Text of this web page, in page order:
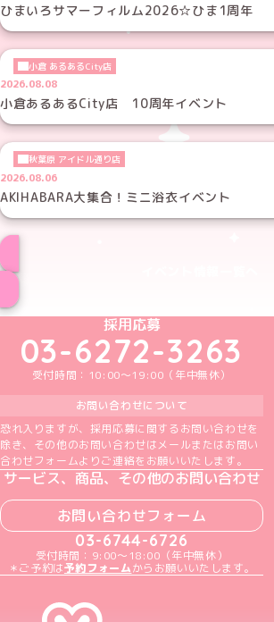
ひまいろサマーフィルム2026☆ひま1周年
小倉 あるあるCity店
2026.08.08
小倉あるあるCity店 10周年イベント
秋葉原 アイドル通り店
2026.08.06
AKIHABARA大集合！ミニ浴衣イベント
めいどりーみんTikTok公式
めいどりーみんX公式ア
めいどりーみん
めいどりー
めいど
採用応募
03-6272-3263
受付時間：10:00～19:00（年中無休）
お問い合わせについて
恐れ入りますが、採用応募に関するお問い合わせを
除き、その他のお問い合わせはメールまたはお問い
合わせフォームよりご連絡をお願いいたします。
サービス、商品、その他のお問い合わせ
お問い合わせフォーム
03-6744-6726
受付時間：9:00～18:00（年中無休）
＊ご予約は予約フォームからお願いいたします。